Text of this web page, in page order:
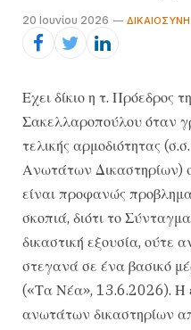
20 Ιουνίου 2026 ΔΙΚΑΙΟΣΎΝΗ
Εχει δίκιο η τ. Πρόεδρος
Σακελλαροπούλου όταν
τελικής αρμοδιότητας
Ανωτάτων Δικαστηρίων)
είναι προφανώς
σκοπιά, διότι το
δικαστική εξουσία, ούτε
στεγανά σε ένα βασικό
(«Τα Νέα», 13.6.2026). Η
ανωτάτων δικαστηρίων